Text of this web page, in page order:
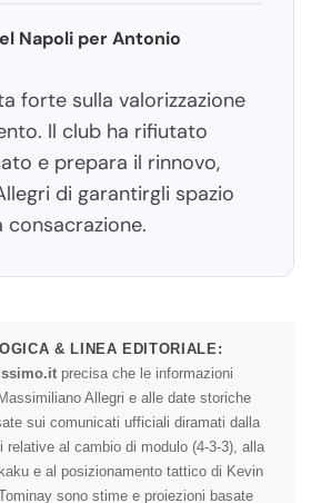
Napoli per Antonio
forte sulla valorizzazione
Il club ha rifiutato
e prepara il rinnovo,
di garantirgli spazio
& LINEA EDITORIALE:
precisa che le informazioni
Allegri e alle date storiche
sui comunicati ufficiali diramati dalla
relative al cambio di modulo (4-3-3), alla
e al posizionamento tattico di Kevin
sono stime e proiezioni basate